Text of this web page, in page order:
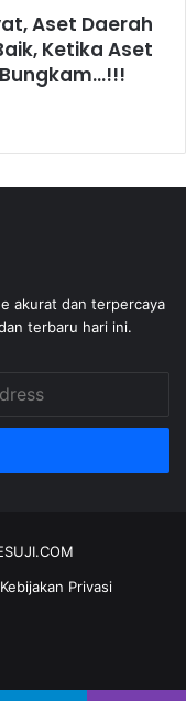
Aset Daerah
Ketika Aset
akurat dan terpercaya
terbaru hari ini.
Kebijakan Privasi